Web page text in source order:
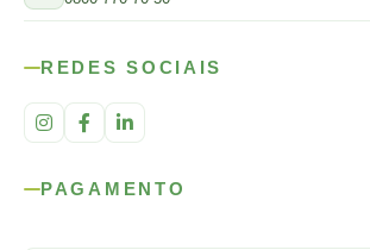
REDES SOCIAIS
PAGAMENTO